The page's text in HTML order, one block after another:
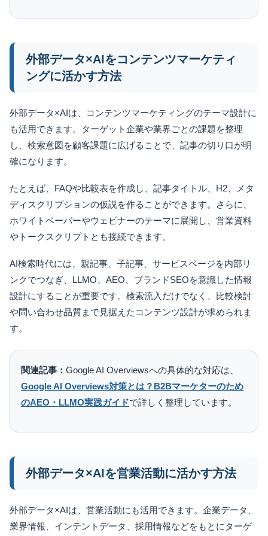
外部データ×AIをコンテンツマーケティ
ングに活かす方法
外部データ×AIは、コンテンツマーケティングのテーマ設計に
も活用できます。ターゲット企業や業界ごとの課題を整理
し、検索意図を顧客課題に広げることで、記事の切り口が明
確になります。
たとえば、FAQや比較表を作成し、記事タイトル、H2、メタ
ディスクリプションの仮説を作ることができます。さらに、
ホワイトペーパーやウェビナーのテーマに展開し、営業資料
やトークスクリプトとも接続できます。
AI検索時代には、親記事、子記事、サービスページを内部リ
ンクでつなぎ、LLMO、AEO、ブランドSEOを意識した情報
設計にすることが重要です。検索流入だけでなく、比較検討
や問い合わせ品質まで見据えたコンテンツ設計が求められま
す。
関連記事： Google AI Overviewsへの具体的な対応は、
Google AI Overviews対策とは？B2Bマーケターのため
のAEO・LLMO実践ガイドで詳しく整理しています。
外部データ×AIを営業活動に活かす方法
外部データ×AIは、営業活動にも活用できます。企業データ、
業界情報、インテントデータ、採用情報などをもとにターゲ